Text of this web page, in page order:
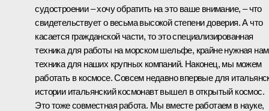
судостроении – хочу обратить на это ваше внимание, – что
свидетельствует о весьма высокой степени доверия. А что
касается гражданской части, то это специализированная
техника для работы на морском шельфе, крайне нужная нам
техника для наших крупных компаний. Наконец, мы можем
работать в космосе. Совсем недавно впервые для
истории итальянский космонавт вышел в открытый космос.
Это тоже совместная работа. Мы вместе работаем в науке,